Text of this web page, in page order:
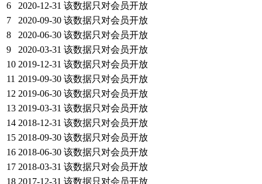
6
2020-12-31 该数据只对会员开放
7
2020-09-30 该数据只对会员开放
8
2020-06-30 该数据只对会员开放
9
2020-03-31 该数据只对会员开放
10 2019-12-31 该数据只对会员开放
11 2019-09-30 该数据只对会员开放
12 2019-06-30 该数据只对会员开放
13 2019-03-31 该数据只对会员开放
14 2018-12-31 该数据只对会员开放
15 2018-09-30 该数据只对会员开放
16 2018-06-30 该数据只对会员开放
17 2018-03-31 该数据只对会员开放
18 2017-12-31 该数据只对会员开放